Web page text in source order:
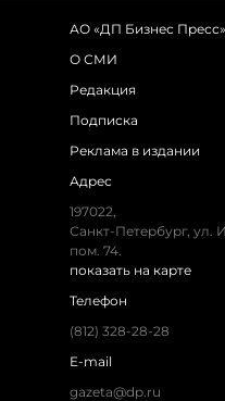
АО «ДП Бизнес Пресс»
О СМИ
Редакция
Подписка
Реклама в издании
Адрес
197022,
Санкт-Петербург, ул.
пом. 74.
показать на карте
Телефон
(812) 328-28-28
E-mail
gazeta@dp.ru